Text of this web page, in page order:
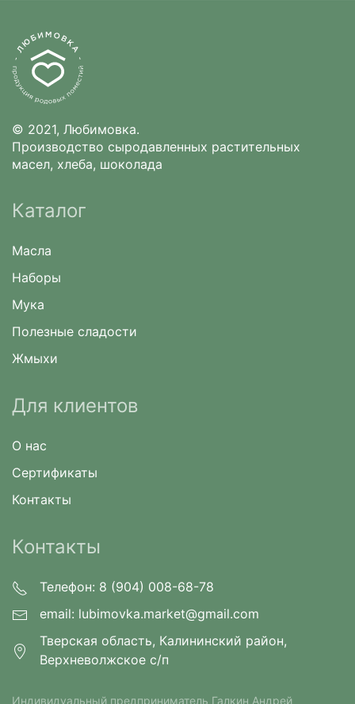
© 2021, Любимовка.
Производство сыродавленных растительных
масел, хлеба, шоколада
Каталог
Масла
Наборы
Мука
Полезные сладости
Жмыхи
Для клиентов
О нас
Сертификаты
Контакты
Контакты
Телефон: 8 (904) 008-68-78
email: lubimovka.market@gmail.com
Тверская область, Калининский район,
Верхневолжское с/п
Индивидуальный предприниматель Галкин Андрей